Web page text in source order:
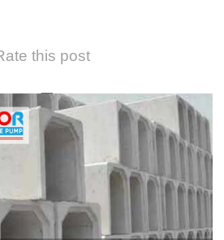
this post